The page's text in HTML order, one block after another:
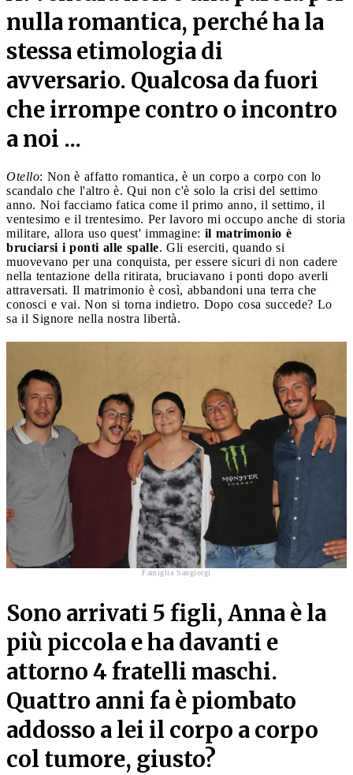
nulla romantica, perché ha la
stessa etimologia di
avversario. Qualcosa da fuori
che irrompe contro o incontro
a noi ...
Otello: Non è affatto romantica, è un corpo a corpo con lo
scandalo che l'altro è. Qui non c'è solo la crisi del settimo
anno. Noi facciamo fatica come il primo anno, il settimo, il
ventesimo e il trentesimo. Per lavoro mi occupo anche di storia
militare, allora uso quest' immagine: il matrimonio è
bruciarsi i ponti alle spalle. Gli eserciti, quando si
muovevano per una conquista, per essere sicuri di non cadere
nella tentazione della ritirata, bruciavano i ponti dopo averli
attraversati. Il matrimonio è così, abbandoni una terra che
conosci e vai. Non si torna indietro. Dopo cosa succede? Lo
sa il Signore nella nostra libertà.
Famiglia Sangiorgi
Sono arrivati 5 figli, Anna è la
più piccola e ha davanti e
attorno 4 fratelli maschi.
Quattro anni fa è piombato
addosso a lei il corpo a corpo
col tumore, giusto?